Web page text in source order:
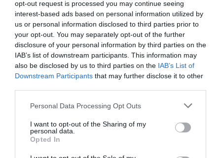
opt-out request is processed you may continue seeing
interest-based ads based on personal information utilized by
us or personal information disclosed to third parties prior to
your opt-out. You may separately opt-out of the further
disclosure of your personal information by third parties on the
IAB’s list of downstream participants. This information may
also be disclosed by us to third parties on the IAB’s List of
Downstream Participants that may further disclose it to other
Personal Data Processing Opt Outs
I want to opt-out of the Sharing of my
personal data.
Opted In
inteligencia de mercado de 2Playbook, cuya plataforma
de datos monitoriza más de 20.000 contratos de
patrocinio en el mercado español. Si quieres enviarnos
tus casos de éxito en activaciones puedes escribirnos a
intelligence@2playbook.com.
Añadir 2Playbook
como fuente preferida de Google
de forma gratuita
Mantente informado con las últimas noticias de actualidad.
ACTIVAR AHORA
Compartir